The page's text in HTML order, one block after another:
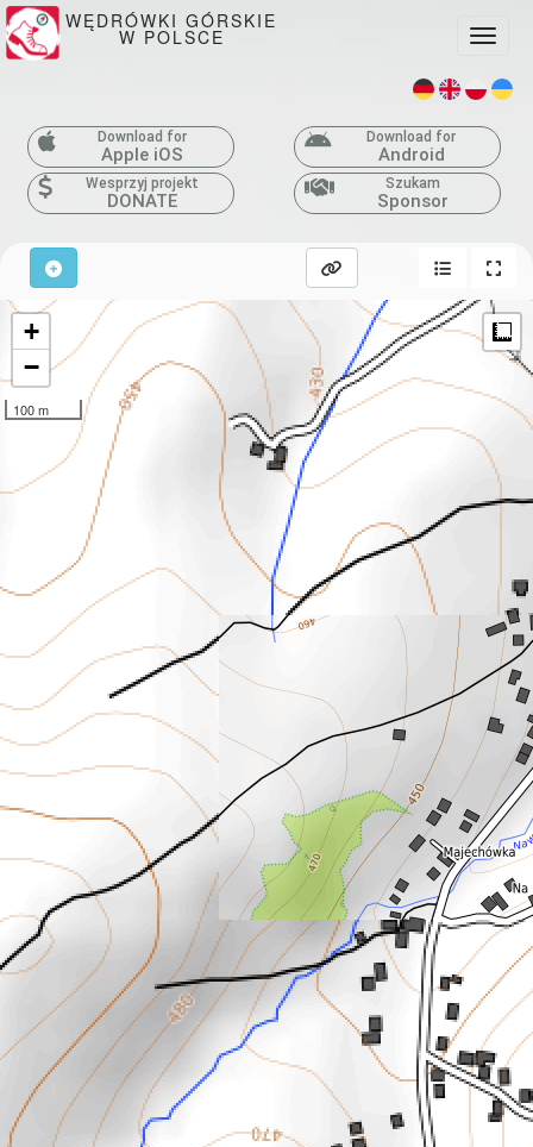
WĘDRÓWKI GÓRSKIE
W POLSCE
Download for
Apple iOS
Download for
Android
Wesprzyj projekt
DONATE
Szukam
Sponsor
+
−
100 m